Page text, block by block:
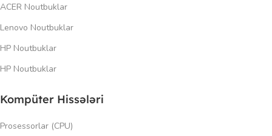
ACER Noutbuklar
Lenovo Noutbuklar
HP Noutbuklar
HP Noutbuklar
Kompüter Hissələri
Prosessorlar (CPU)